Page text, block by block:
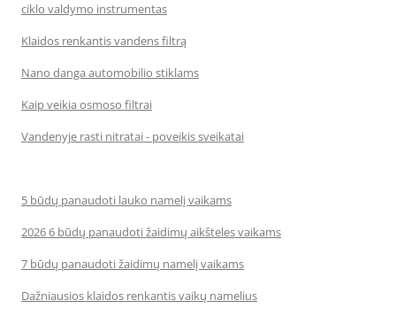
ciklo valdymo instrumentas
Klaidos renkantis vandens filtrą
Nano danga automobilio stiklams
Kaip veikia osmoso filtrai
Vandenyje rasti nitratai - poveikis sveikatai
5 būdų panaudoti lauko namelį vaikams
2026 6 būdų panaudoti žaidimų aikšteles vaikams
7 būdų panaudoti žaidimų namelį vaikams
Dažniausios klaidos renkantis vaikų namelius